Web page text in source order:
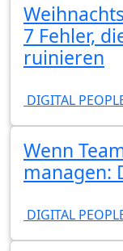
7 Fehler,
ruinieren
DIGITAL
Wenn
managen:
DIGITAL